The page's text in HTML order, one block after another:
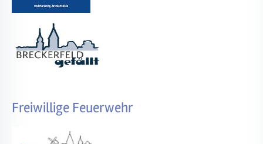
Freiwillige Feuerwehr